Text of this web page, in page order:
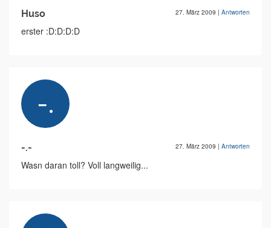
Huso 27. März 2009 | Antworten
erster :D:D:D:D
-.- 27. März 2009 | Antworten
Wasn daran toll? Voll langweilig...